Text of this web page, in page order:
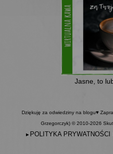
Jasne, to
Dziękuję za odwiedziny na blogu♥
Grzegorczyk) © 2010-2026
► POLITYKA PRYWATNOŚCI